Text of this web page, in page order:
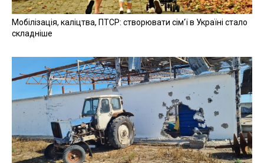
Мобілізація, каліцтва, ПТСР: створювати сім'ї в Україні стало
складніше